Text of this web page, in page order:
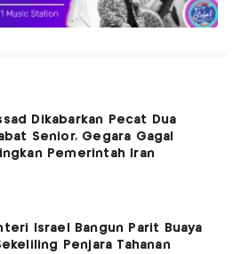
Dikabarkan Pecat Dua
Senior, Gegara Gagal
Pemerintah Iran
Israel Bangun Parit Buaya
Penjara Tahanan